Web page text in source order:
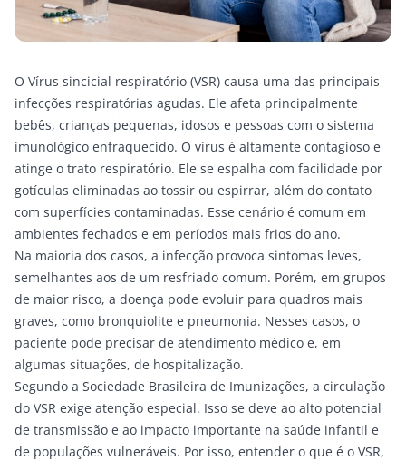
O Vírus sincicial respiratório (VSR) causa uma das principais
infecções respiratórias agudas. Ele afeta principalmente
bebês, crianças pequenas, idosos e pessoas com o sistema
imunológico enfraquecido. O vírus é altamente contagioso e
atinge o trato respiratório. Ele se espalha com facilidade por
gotículas eliminadas ao tossir ou espirrar, além do contato
com superfícies contaminadas. Esse cenário é comum em
ambientes fechados e em períodos mais frios do ano.
Na maioria dos casos, a infecção provoca sintomas leves,
semelhantes aos de um resfriado comum. Porém, em grupos
de maior risco, a doença pode evoluir para quadros mais
graves, como bronquiolite e pneumonia. Nesses casos, o
paciente pode precisar de atendimento médico e, em
algumas situações, de hospitalização.
Segundo a Sociedade Brasileira de Imunizações, a circulação
do VSR exige atenção especial. Isso se deve ao alto potencial
de transmissão e ao impacto importante na saúde infantil e
de populações vulneráveis. Por isso, entender o que é o VSR,